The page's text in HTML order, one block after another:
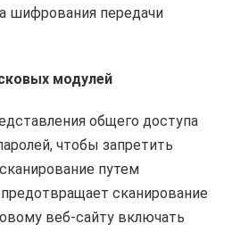
шифрования передачи
модулей
общего доступа
чтобы запретить
путем
сканирование
веб-сайту включать